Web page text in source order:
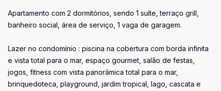
Apartamento com 2 dormitórios, sendo 1 suíte, terraço grill,
banheiro social, área de serviço, 1 vaga de garagem.
Lazer no condomínio : piscina na cobertura com borda infinita
e vista total para o mar, espaço gourmet, salão de festas,
jogos, fitness com vista panorâmica total para o mar,
brinquedoteca, playground, jardim tropical, lago, cascata e